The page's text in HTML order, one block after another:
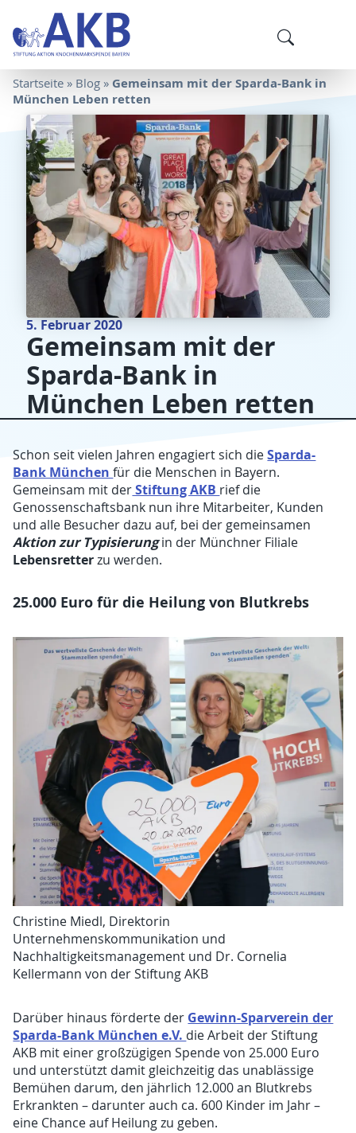
Startseite » Blog » Gemeinsam mit der Sparda-Bank in
München Leben retten
5. Februar 2020
Gemeinsam mit der
Sparda-Bank in
München Leben retten
Schon seit vielen Jahren engagiert sich dieSparda-
Bank Münchenfür die Menschen in Bayern.
Gemeinsam mit derStiftung AKB rief die
Genossenschaftsbank nun ihre Mitarbeiter, Kunden
und alle Besucher dazu auf, bei der gemeinsamen
Aktion zur Typisierungin der Münchner Filiale
Lebensretterzu werden.
25.000 Euro für die Heilung von Blutkrebs
Christine Miedl, Direktorin
Unternehmenskommunikation und
Nachhaltigkeitsmanagement und Dr. Cornelia
Kellermann von der Stiftung AKB
Darüber hinaus förderte der Gewinn-Sparverein der
Sparda-Bank München e.V. die Arbeit der Stiftung
AKB mit einer großzügigen Spende von 25.000 Euro
und unterstützt damit gleichzeitig das unablässige
Bemühen darum, den jährlich 12.000 an Blutkrebs
Erkrankten – darunter auch ca. 600 Kinder im Jahr –
eine Chance auf Heilung zu geben.